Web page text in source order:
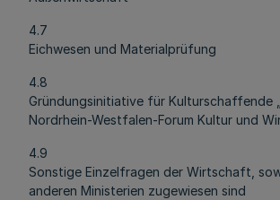
4.7
Eichwesen und Materialprüfung
4.8
Gründungsinitiative für Kulturschaffende
Nordrhein-Westfalen-Forum Kultur und
4.9
Sonstige Einzelfragen der Wirtschaft,
anderen Ministerien zugewiesen sind